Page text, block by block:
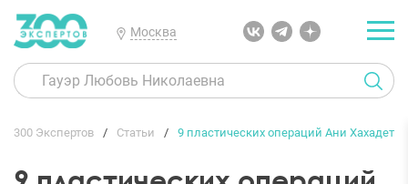
Москва
300 Экспертов Статьи 9 пластических операций Ани Хахадетки